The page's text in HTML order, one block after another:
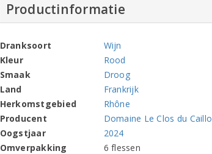
Productinformatie
Dranksoort
Wijn
Kleur
Rood
Smaak
Droog
Land
Frankrijk
Herkomstgebied
Rhône
Producent
Domaine Le Clos du
Oogstjaar
2024
Omverpakking
6 flessen